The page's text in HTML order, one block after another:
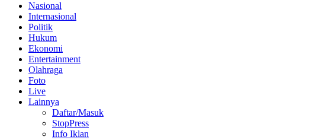
Nasional
Internasional
Politik
Hukum
Ekonomi
Entertainment
Olahraga
Foto
Live
Lainnya
Daftar/Masuk
StopPress
Info Iklan